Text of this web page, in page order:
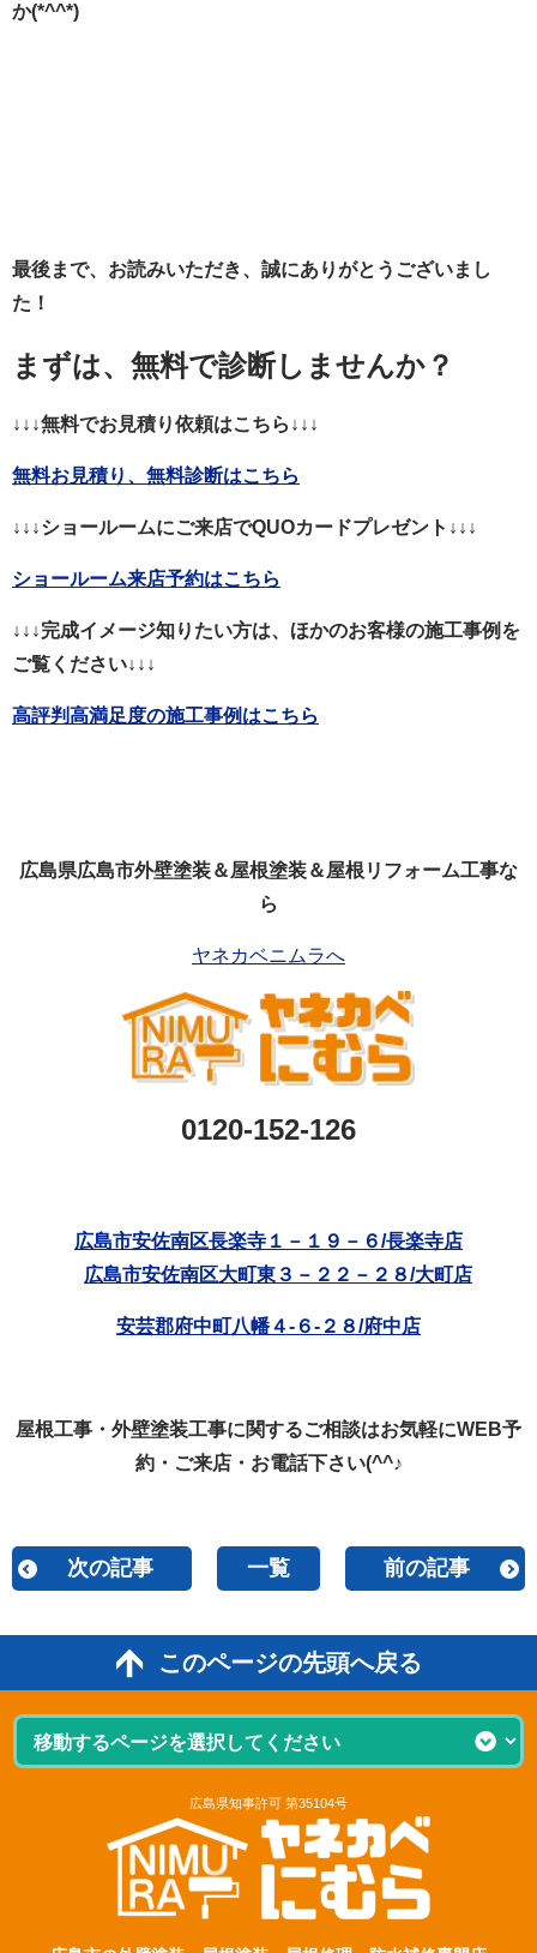
か(*^^*)
最後まで、お読みいただき、誠にありがとうございまし
た！
まずは、無料で診断しませんか？
↓↓↓無料でお見積り依頼はこちら↓↓↓
無料お見積り、無料診断はこちら
↓↓↓ショールームにご来店でQUOカードプレゼント↓↓↓
ショールーム来店予約はこちら
↓↓↓完成イメージ知りたい方は、ほかのお客様の施工事例を
ご覧ください↓↓↓
高評判高満足度の施工事例はこちら
広島県広島市外壁塗装＆屋根塗装＆屋根リフォーム工事な
ら
ヤネカベニムラへ
0120-152-126
広島市安佐南区長楽寺１－１９－６/長楽寺店
広島市安佐南区大町東３－２２－２８/大町店
安芸郡府中町八幡４-６-２８/府中店
屋根工事・外壁塗装工事に関するご相談はお気軽にWEB予
約・ご来店・お電話下さい(^^♪
次の記事 一覧 前の記事
このページの先頭へ戻る
広島県知事許可 第35104号